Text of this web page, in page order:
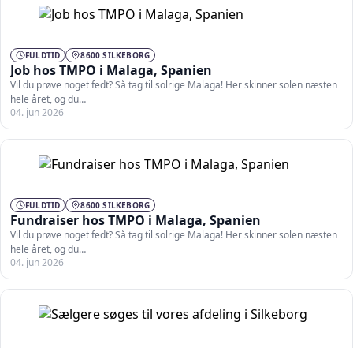
FULDTID 8600 SILKEBORG
Job hos TMPO i Malaga, Spanien
Vil du prøve noget fedt? Så tag til solrige Malaga! Her skinner solen næsten
hele året, og du…
04. jun 2026
FULDTID 8600 SILKEBORG
Fundraiser hos TMPO i Malaga, Spanien
Vil du prøve noget fedt? Så tag til solrige Malaga! Her skinner solen næsten
hele året, og du…
04. jun 2026